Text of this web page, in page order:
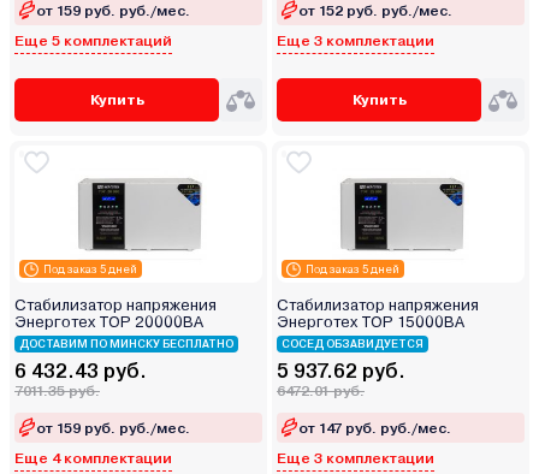
от 159 руб. руб./мес.
Еще 5 комплектаций
Купить
от 152 руб. руб./мес.
Еще 3 комплектации
Купить
Под заказ 5 дней
Стабилизатор напряжения
Энерготех TOP 20000ВА
ДОСТАВИМ ПО МИНСКУ БЕСПЛАТНО
6 432.43 руб.
7011.35 руб.
от 159 руб. руб./мес.
Еще 4 комплектации
Под заказ 5 дней
Стабилизатор напряжения
Энерготех TOP 15000ВА
СОСЕД ОБЗАВИДУЕТСЯ
5 937.62 руб.
6472.01 руб.
от 147 руб. руб./мес.
Еще 3 комплектации